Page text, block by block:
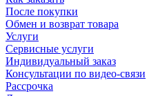
После покупки
Обмен и возврат товара
Услуги
Сервисные услуги
Индивидуальный заказ
Консультации по видео-связи
Рассрочка